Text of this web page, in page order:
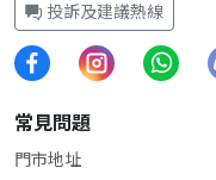
投訴及建議熱線
常見問題
門市地址